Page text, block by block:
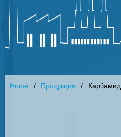
Home Продукция Карбамид